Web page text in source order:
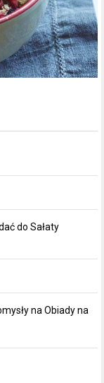
do Sałaty
na Obiady na